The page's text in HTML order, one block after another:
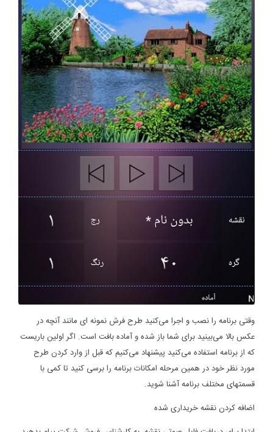
وقتی برنامه را نصب و اجرا می‌کنید طرح فرش نمونه ای مانند آنچه در
عکس بالا می‌بینید برای شما باز شده و آماده بافت است. اگر اولین باریست
که از برنامه استفاده می‌کنید پیشنهاد می‌کنیم که قبل از وارد کردن طرح
مورد نظر خود در همین مرحله امکانات برنامه را برسی کنید تا کمی با
قسمتهای مختلف برنامه آشنا شوید.
اضافه کردن نقشه خریداری شده